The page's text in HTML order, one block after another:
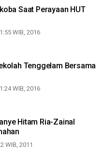
Saat Perayaan HUT
WIB, 2016
Tenggelam Bersama
WIB, 2016
Hitam Ria-Zainal
WIB, 2011